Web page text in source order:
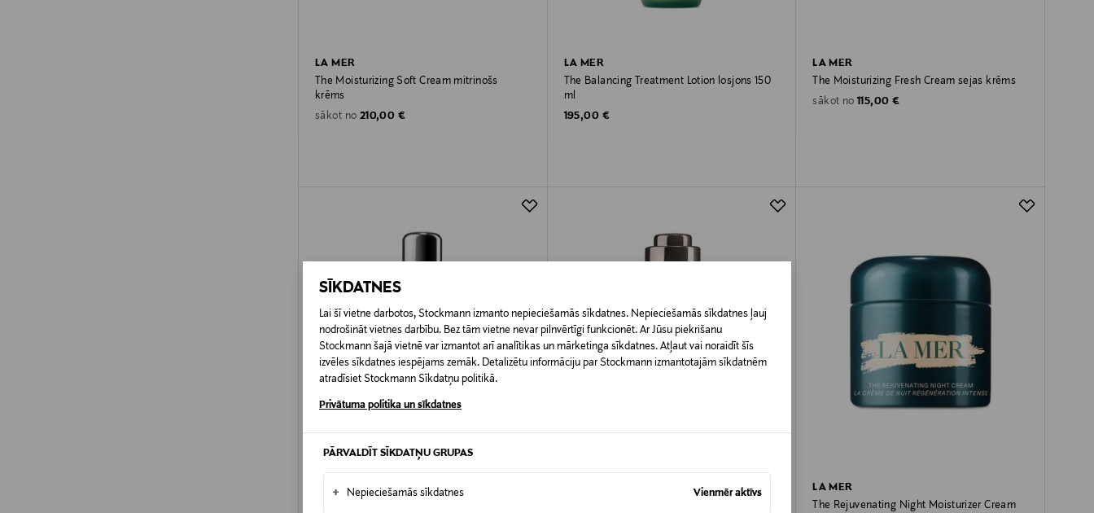
SĪKDATNES
Lai šī vietne darbotos, Stockmann izmanto nepieciešamās sīkdatnes. Nepieciešamās sīkdatnes ļauj
nodrošināt vietnes darbību. Bez tām vietne nevar pilnvērtīgi funkcionēt. Ar Jūsu piekrišanu
Stockmann šajā vietnē var izmantot arī analītikas un mārketinga sīkdatnes. Atļaut vai noraidīt šīs
izvēles sīkdatnes iespējams zemāk. Detalizētu informāciju par Stockmann izmantotajām sīkdatnēm
atradīsiet Stockmann Sīkdatņu politikā.
Privātuma politika un sīkdatnes
PĀRVALDĪT SĪKDATŅU GRUPAS
+ Nepieciešamās sīkdatnes Vienmēr aktīvs
LA MER
The Moisturizing Soft Cream mitrinošs
krēms
sākot no Original Price
210,00 €
LA MER
The Balancing Treatment Lotion losjons 150
ml
Original Price
195,00 €
LA MER
The Moisturizing Fresh Cream sejas krēms
sākot no Original Price
115,00 €
LA MER
LA MER
The Rejuvenating Night Moisturizer Cream